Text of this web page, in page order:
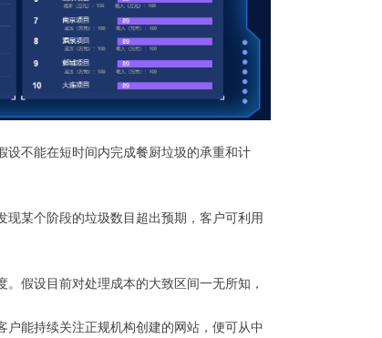
设不能在短时间内完成餐厨垃圾的承重和计
某个阶段的垃圾数目超出预期，客户可利用
假设目前对处理成本的大致区间一无所知，
能持续关注正规机构创建的网站，便可从中